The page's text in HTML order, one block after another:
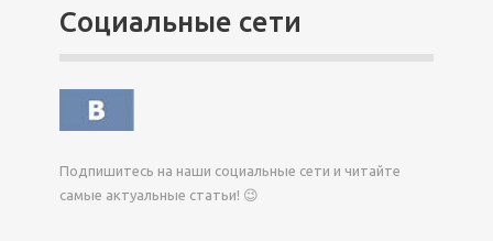
Социальные сети
Подпишитесь на наши социальные сети и читайте
самые актуальные статьи! 😉